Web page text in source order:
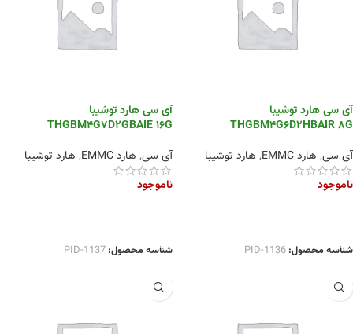
آی سی هارد توشیبا
THGBM4G6D2HBAIR 8G
آی سی, هارد EMMC , هارد توشیبا
ناموجود
شناسه محصول: PID-1136
آی سی هارد توشیبا
THGBM4G7D2GBAIE 16G
آی سی, هارد EMMC , هارد توشیبا
ناموجود
شناسه محصول: PID-1137